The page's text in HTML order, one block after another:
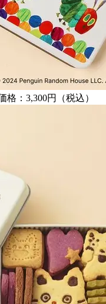
：3,300円（税込）